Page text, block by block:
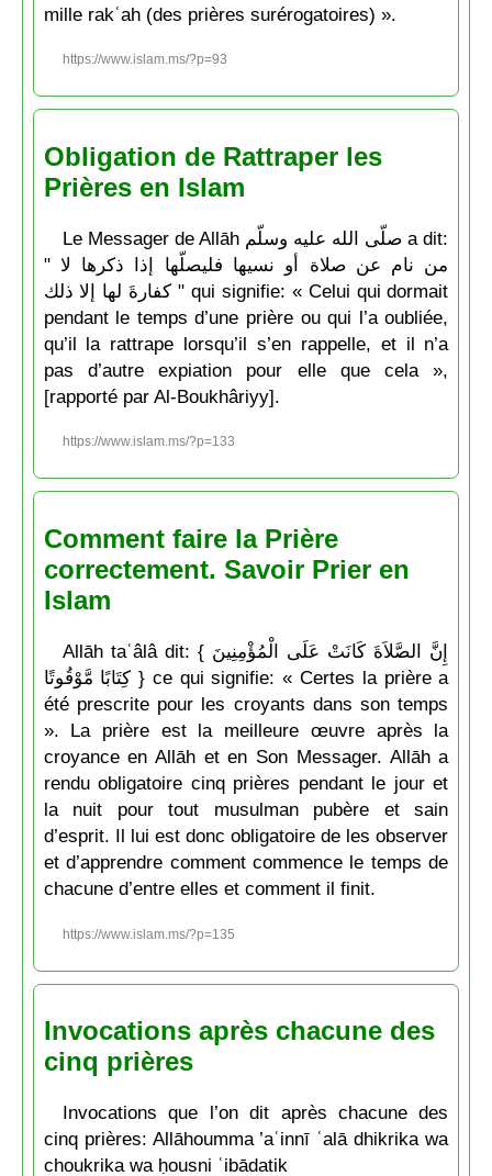
mille rakʿah (des prières surérogatoires) ».
https://www.islam.ms/?p=93
Obligation de Rattraper les
Prières en Islam
Le Messager de Allāh صلّى الله عليه وسلّم a dit:
" من نام عن صلاة أو نسيها فليصلّها إذا ذكرها لا
كفارةَ لها إلا ذلك " qui signifie: « Celui qui dormait
pendant le temps d’une prière ou qui l’a oubliée,
qu’il la rattrape lorsqu’il s’en rappelle, et il n’a
pas d’autre expiation pour elle que cela »,
[rapporté par Al-Boukhâriyy].
https://www.islam.ms/?p=133
Comment faire la Prière
correctement. Savoir Prier en
Islam
Allāh taʿâlâ dit: { إِنَّ الصَّلاَةَ كَانَتْ عَلَى الْمُؤْمِنِينَ
كِتَابًا مَّوْقُوتًا } ce qui signifie: « Certes la prière a
été prescrite pour les croyants dans son temps
». La prière est la meilleure œuvre après la
croyance en Allāh et en Son Messager. Allāh a
rendu obligatoire cinq prières pendant le jour et
la nuit pour tout musulman pubère et sain
d’esprit. Il lui est donc obligatoire de les observer
et d’apprendre comment commence le temps de
chacune d’entre elles et comment il finit.
https://www.islam.ms/?p=135
Invocations après chacune des
cinq prières
Invocations que l’on dit après chacune des
cinq prières: Allāhoumma ’aʿinnī ʿalā dhikrika wa
choukrika wa ḥousni ʿibādatik